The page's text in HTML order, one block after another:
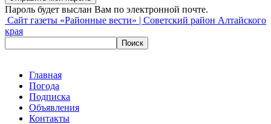
Пароль будет выслан Вам по электронной почте.
Сайт газеты «Районные вести» | Советский район Алтайского
края
Главная
Погода
Подписка
Объявления
Контакты